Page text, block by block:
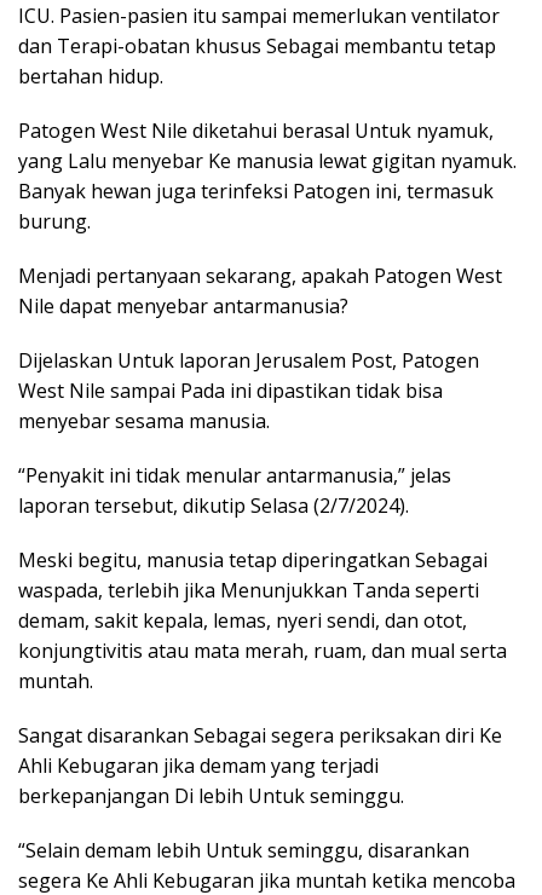
ICU. Pasien-pasien itu sampai memerlukan ventilator
dan Terapi-obatan khusus Sebagai membantu tetap
bertahan hidup.
Patogen West Nile diketahui berasal Untuk nyamuk,
yang Lalu menyebar Ke manusia lewat gigitan nyamuk.
Banyak hewan juga terinfeksi Patogen ini, termasuk
burung.
Menjadi pertanyaan sekarang, apakah Patogen West
Nile dapat menyebar antarmanusia?
Dijelaskan Untuk laporan Jerusalem Post, Patogen
West Nile sampai Pada ini dipastikan tidak bisa
menyebar sesama manusia.
“Penyakit ini tidak menular antarmanusia,” jelas
laporan tersebut, dikutip Selasa (2/7/2024).
Meski begitu, manusia tetap diperingatkan Sebagai
waspada, terlebih jika Menunjukkan Tanda seperti
demam, sakit kepala, lemas, nyeri sendi, dan otot,
konjungtivitis atau mata merah, ruam, dan mual serta
muntah.
Sangat disarankan Sebagai segera periksakan diri Ke
Ahli Kebugaran jika demam yang terjadi
berkepanjangan Di lebih Untuk seminggu.
“Selain demam lebih Untuk seminggu, disarankan
segera Ke Ahli Kebugaran jika muntah ketika mencoba